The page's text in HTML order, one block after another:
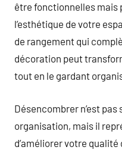
être fonctionnelles mais
l’esthétique de votre
de rangement qui
décoration peut
tout en le gardant
Désencombrer n’est
organisation, mais il
d’améliorer votre